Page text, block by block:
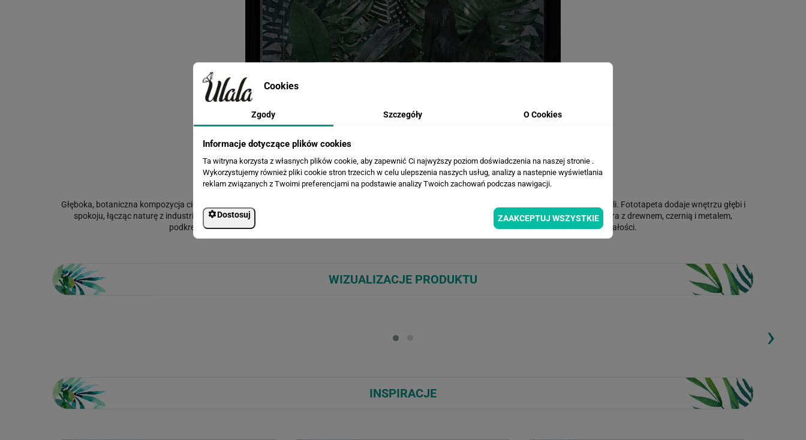
Głęboka, botaniczna kompozycja ciemnozielonych, tropikalnych liści na tle surowej, przecieranej ściany w kolorze betonu tworzy efekt miejskiej dżungli. Fototapeta dodaje wnętrzu głębi i
spokoju, łącząc naturę z industrialnym charakterem. Idealna do salonu, sypialni, biura czy kawiarnianych i loftowych przestrzeni. Świetnie współgra z drewnem, czernią i metalem,
podkreślając styl loft, urban jungle i nowoczesny minimalizm. Wzór optycznie ożywia ścianę i maskuje drobne niedoskonałości.
WIZUALIZACJE PRODUKTU
Loading...
›
INSPIRACJE
Cookies
Zgody Szczegóły O Cookies
Informacje dotyczące plików cookies
Ta witryna korzysta z własnych plików cookie, aby zapewnić Ci najwyższy poziom doświadczenia na naszej stronie .
Wykorzystujemy również pliki cookie stron trzecich w celu ulepszenia naszych usług, analizy a nastepnie wyświetlania
reklam związanych z Twoimi preferencjami na podstawie analizy Twoich zachowań podczas nawigacji.
Dostosuj ZAAKCEPTUJ WSZYSTKIE